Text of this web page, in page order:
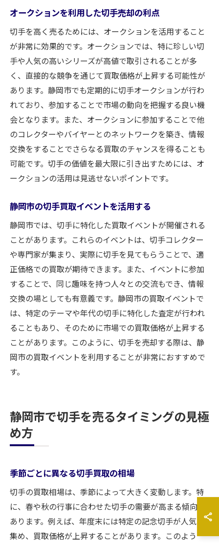
オークションを利用した切手売却の利点
切手を高く売るためには、オークションを活用すること
が非常に効果的です。オークションでは、特に珍しい切
手や人気の高いシリーズが高値で取引されることが多
く、直接的な競争を通じて買取価格が上昇する可能性が
あります。静岡市でも定期的に切手オークションが行わ
れており、参加することで市場の動向を把握する良い機
会となります。また、オークションに参加することで他
のコレクターやバイヤーとのネットワークを築き、情報
交換をすることでさらなる買取のチャンスを得ることも
可能です。切手の価値を最大限に引き出すためには、オ
ークションの活用は見逃せないポイントです。
静岡市の切手買取イベントを活用する
静岡市では、切手に特化した買取イベントが開催される
ことがあります。これらのイベントは、切手コレクター
や専門家が集まり、実際に切手を見てもらうことで、適
正価格での買取が期待できます。また、イベントに参加
することで、同じ趣味を持つ人々との交流もでき、情報
交換の場としても有意義です。静岡市の買取イベントで
は、特定のテーマや年代の切手に特化した査定が行われ
ることもあり、そのために市場での買取価格が上昇する
ことがあります。このように、切手を売却する際は、静
岡市の買取イベントを利用することが非常におすすめで
す。
静岡市で切手を売るタイミングの見極
め方
季節ごとに異なる切手買取の相場
切手の買取相場は、季節によって大きく変動します。特
に、春や秋の行事に合わせた切手の需要が高まる傾向が
あります。例えば、年度末には特定の記念切手が人気を
集め、買取価格が上昇することがあります。このよう